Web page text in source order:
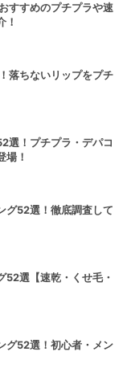
すすめのプチプラや速
！
落ちないリップをプチ
選！プチプラ・デパコ
場！
グ52選！徹底調査して
52選【速乾・くせ毛・
グ52選！初心者・メン